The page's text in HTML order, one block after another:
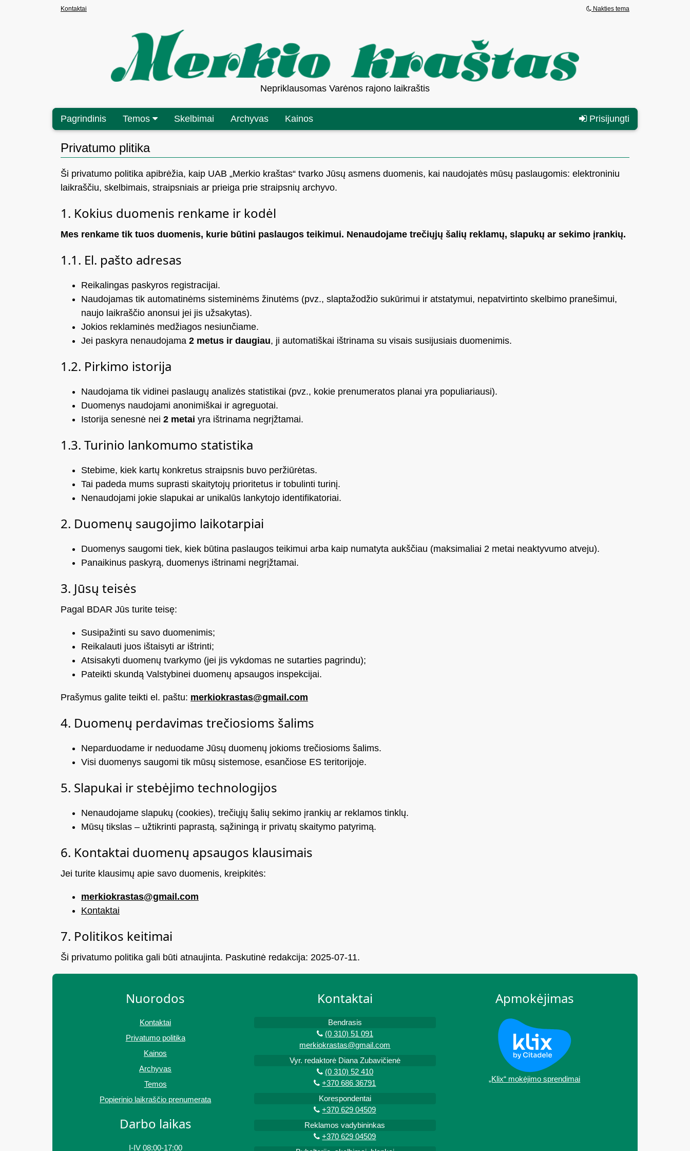
Nakties tema
Kontaktai
Nepriklausomas Varėnos rajono laikraštis
Prisijungti
Pagrindinis Temos Skelbimai Archyvas Kainos
Privatumo plitika
Ši privatumo politika apibrėžia, kaip UAB „Merkio kraštas“ tvarko Jūsų asmens duomenis, kai naudojatės mūsų paslaugomis: elektroniniu
laikraščiu, skelbimais, straipsniais ar prieiga prie straipsnių archyvo.
1. Kokius duomenis renkame ir kodėl
Mes renkame tik tuos duomenis, kurie būtini paslaugos teikimui. Nenaudojame trečiųjų šalių reklamų, slapukų ar sekimo įrankių.
1.1. El. pašto adresas
Reikalingas paskyros registracijai.
Naudojamas tik automatinėms sisteminėms žinutėms (pvz., slaptažodžio sukūrimui ir atstatymui, nepatvirtinto skelbimo pranešimui,
naujo laikraščio anonsui jei jis užsakytas).
Jokios reklaminės medžiagos nesiunčiame.
Jei paskyra nenaudojama 2 metus ir daugiau, ji automatiškai ištrinama su visais susijusiais duomenimis.
1.2. Pirkimo istorija
Naudojama tik vidinei paslaugų analizės statistikai (pvz., kokie prenumeratos planai yra populiariausi).
Duomenys naudojami anonimiškai ir agreguotai.
Istorija senesnė nei 2 metai yra ištrinama negrįžtamai.
1.3. Turinio lankomumo statistika
Stebime, kiek kartų konkretus straipsnis buvo peržiūrėtas.
Tai padeda mums suprasti skaitytojų prioritetus ir tobulinti turinį.
Nenaudojami jokie slapukai ar unikalūs lankytojo identifikatoriai.
2. Duomenų saugojimo laikotarpiai
Duomenys saugomi tiek, kiek būtina paslaugos teikimui arba kaip numatyta aukščiau (maksimaliai 2 metai neaktyvumo atveju).
Panaikinus paskyrą, duomenys ištrinami negrįžtamai.
3. Jūsų teisės
Pagal BDAR Jūs turite teisę:
Susipažinti su savo duomenimis;
Reikalauti juos ištaisyti ar ištrinti;
Atsisakyti duomenų tvarkymo (jei jis vykdomas ne sutarties pagrindu);
Pateikti skundą Valstybinei duomenų apsaugos inspekcijai.
Prašymus galite teikti el. paštu: merkiokrastas@gmail.com
4. Duomenų perdavimas trečiosioms šalims
Neparduodame ir neduodame Jūsų duomenų jokioms trečiosioms šalims.
Visi duomenys saugomi tik mūsų sistemose, esančiose ES teritorijoje.
5. Slapukai ir stebėjimo technologijos
Nenaudojame slapukų (cookies), trečiųjų šalių sekimo įrankių ar reklamos tinklų.
Mūsų tikslas – užtikrinti paprastą, sąžiningą ir privatų skaitymo patyrimą.
6. Kontaktai duomenų apsaugos klausimais
Jei turite klausimų apie savo duomenis, kreipkitės:
merkiokrastas@gmail.com
Kontaktai
7. Politikos keitimai
Ši privatumo politika gali būti atnaujinta. Paskutinė redakcija: 2025-07-11.
Nuorodos
Kontaktai
Privatumo politika
Kainos
Archyvas
Temos
Popierinio laikraščio prenumerata
Darbo laikas
I-IV 08:00-17:00
Kontaktai
Bendrasis
(0 310) 51 091
merkiokrastas@gmail.com
Vyr. redaktorė Diana Zubavičienė
(0 310) 52 410
+370 686 36791
Korespondentai
+370 629 04509
Reklamos vadybininkas
+370 629 04509
Apmokėjimas
„Klix“ mokėjimo sprendimai